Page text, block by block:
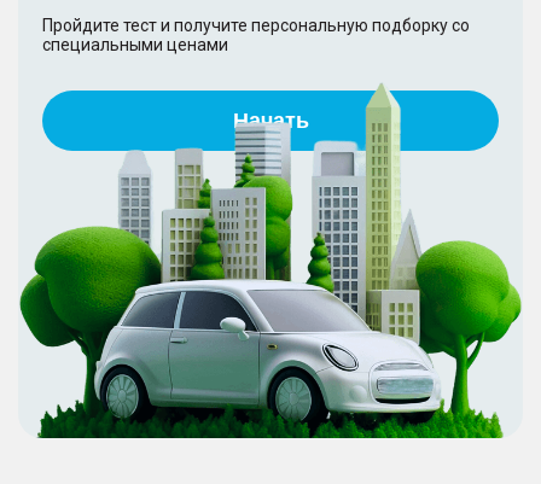
Пройдите тест и получите персональную подборку со
специальными ценами
Начать